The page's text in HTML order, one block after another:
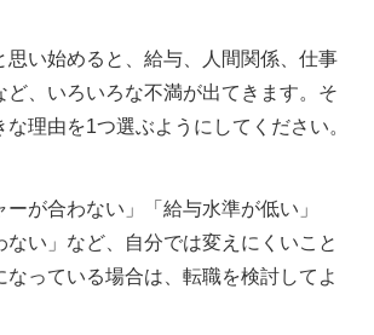
思い始めると、給与、人間関係、仕事
ど、いろいろな不満が出てきます。そ
理由を1つ選ぶようにしてください。
ーが合わない」「給与水準が低い」
ない」など、自分では変えにくいこと
なっている場合は、転職を検討してよ